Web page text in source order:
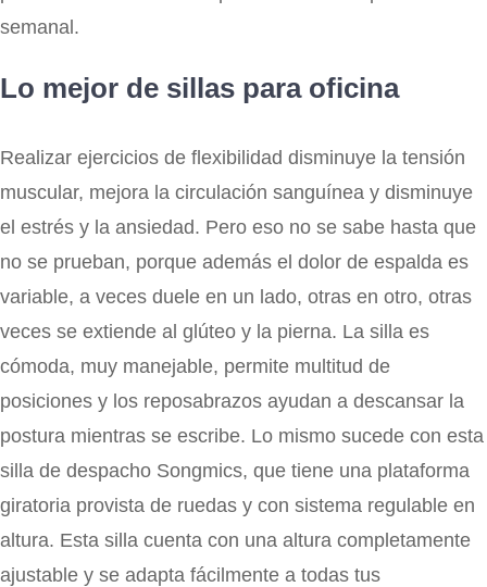
semanal.
Lo mejor de sillas para oficina
Realizar ejercicios de flexibilidad disminuye la tensión
muscular, mejora la circulación sanguínea y disminuye
el estrés y la ansiedad. Pero eso no se sabe hasta que
no se prueban, porque además el dolor de espalda es
variable, a veces duele en un lado, otras en otro, otras
veces se extiende al glúteo y la pierna. La silla es
cómoda, muy manejable, permite multitud de
posiciones y los reposabrazos ayudan a descansar la
postura mientras se escribe. Lo mismo sucede con esta
silla de despacho Songmics, que tiene una plataforma
giratoria provista de ruedas y con sistema regulable en
altura. Esta silla cuenta con una altura completamente
ajustable y se adapta fácilmente a todas tus